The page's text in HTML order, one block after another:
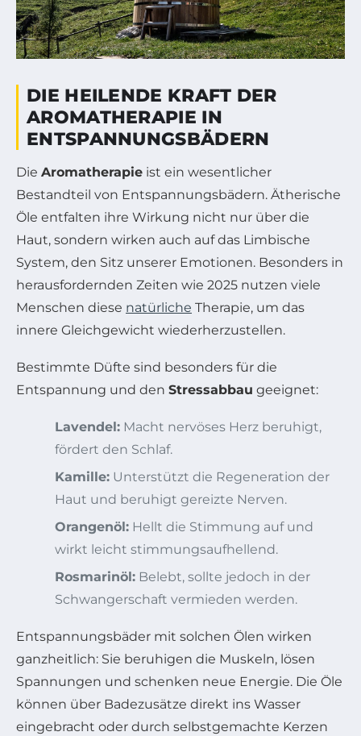
DIE HEILENDE KRAFT DER
AROMATHERAPIE IN
ENTSPANNUNGSBÄDERN
Die Aromatherapie ist ein wesentlicher
Bestandteil von Entspannungsbädern. Ätherische
Öle entfalten ihre Wirkung nicht nur über die
Haut, sondern wirken auch auf das Limbische
System, den Sitz unserer Emotionen. Besonders in
herausfordernden Zeiten wie 2025 nutzen viele
Menschen diese natürliche Therapie, um das
innere Gleichgewicht wiederherzustellen.
Bestimmte Düfte sind besonders für die
Entspannung und den Stressabbau geeignet:
Lavendel: Macht nervöses Herz beruhigt,
fördert den Schlaf.
Kamille: Unterstützt die Regeneration der
Haut und beruhigt gereizte Nerven.
Orangenöl: Hellt die Stimmung auf und
wirkt leicht stimmungsaufhellend.
Rosmarinöl: Belebt, sollte jedoch in der
Schwangerschaft vermieden werden.
Entspannungsbäder mit solchen Ölen wirken
ganzheitlich: Sie beruhigen die Muskeln, lösen
Spannungen und schenken neue Energie. Die Öle
können über Badezusätze direkt ins Wasser
eingebracht oder durch selbstgemachte Kerzen